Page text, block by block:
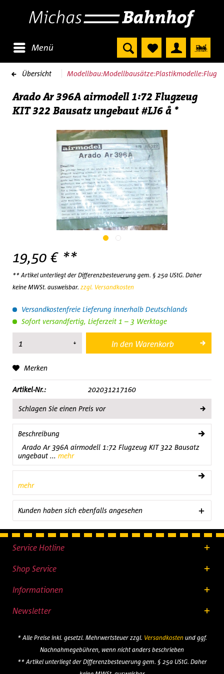
Menü
Übersicht
Arado Ar 396A airmodell 1:72 Flugzeug
KIT 322 Bausatz ungebaut #LJ6 å *
19,50 € **
** Artikel unterliegt der Differenzbesteuerung gem. § 25a UStG. Daher
keine MWSt. ausweisbar. zzgl. Versandkosten
Versandkostenfreie Lieferung innerhalb Deutschlands
Sofort versandfertig, Lieferzeit 1 – 3 Werktage
In den Warenkorb
Merken
Artikel-Nr.: 202031217160
Schlagen Sie einen Preis vor
Beschreibung
Arado Ar 396A airmodell 1:72 Flugzeug KIT 322 Bausatz
ungebaut ... mehr
mehr
Kunden haben sich ebenfalls angesehen
Service Hotline
Shop Service
Informationen
Newsletter
* Alle Preise inkl. gesetzl. Mehrwertsteuer zzgl. Versandkostenund ggf.
Nachnahmegebühren, wenn nicht anders beschrieben
** Artikel unterliegt der Differenzbesteuerung gem. § 25a UStG. Daher